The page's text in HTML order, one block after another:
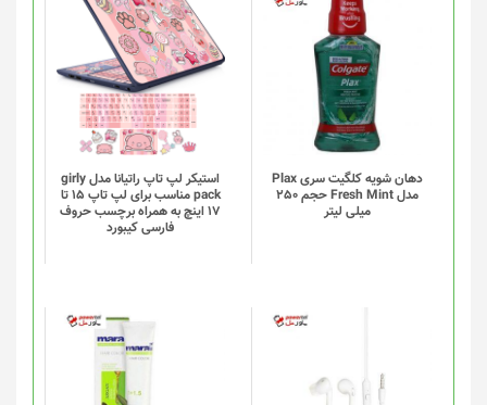
دهان شویه کلگیت سری Plax
مدل Fresh Mint حجم 250
میلی لیتر
استیکر لپ تاپ راتیانا مدل girly
pack مناسب برای لپ تاپ 15 تا
17 اینچ به همراه برچسب حروف
فارسی کیبورد